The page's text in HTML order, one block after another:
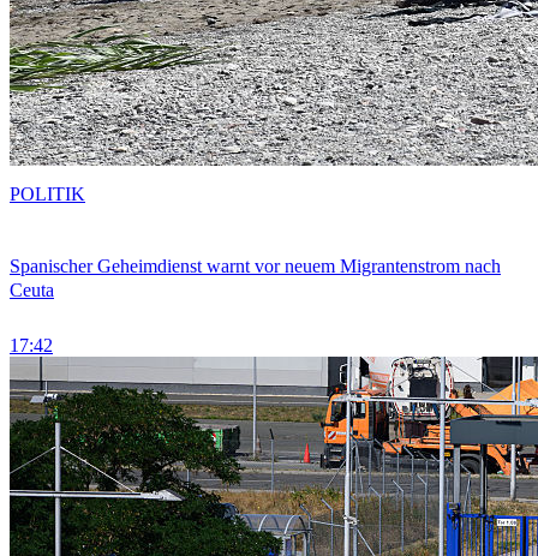
Spanischer Geheimdienst warnt vor neuem Migrantenstrom nach
Ceuta
17:42
POLITIK